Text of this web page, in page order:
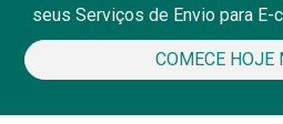
seus Serviços de Envio para E-
COMECE HOJE